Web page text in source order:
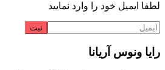
لطفا ایمیل خود را وارد نمایید
رایا ونوس آریانا